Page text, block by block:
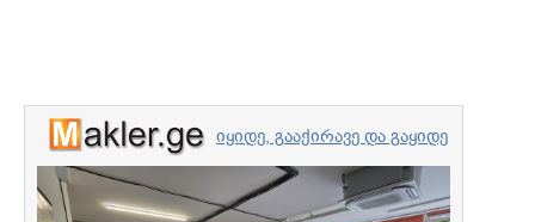
იყიდე, გააქირავე და გაყიდე
უძრავი ქონება
პროფესიონალებთან